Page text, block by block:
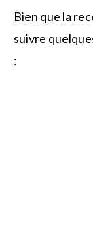
Bien que la
suivre
: